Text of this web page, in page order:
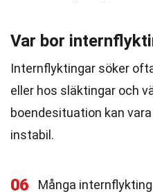
Var bor
Internflyktingar söker
eller hos släktingar och
boendesituation kan
instabil.
06
Många